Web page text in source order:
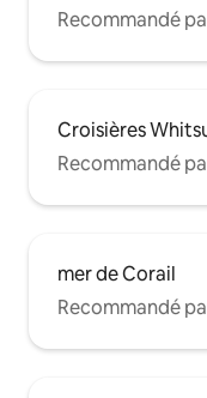
Recommandé
Croisières
Recommandé
mer de Corail
Recommandé